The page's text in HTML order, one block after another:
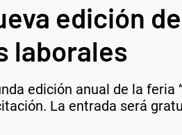
edición
laborales
edición anual de la feria
La entrada será